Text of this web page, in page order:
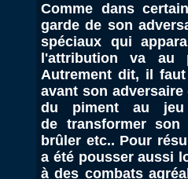
Comme dans
garde de son
spéciaux qui
l'attribution va
Autrement dit, il
avant son
du piment au
de transformer
brûler etc.. Pour
a été pousser aussi
à des combats